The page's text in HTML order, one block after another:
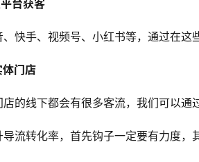
台获客
快手、视频号、小红书等，通过在这
门店
的线下都会有很多客流，我们可以通
导流转化率，首先钩子一定要有力度，